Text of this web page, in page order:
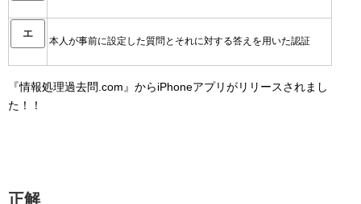
エ
本人が事前に設定した質問とそれに対する答えを用いた認証
『情報処理過去問.com』からiPhoneアプリがリリースされまし
た！！
正解